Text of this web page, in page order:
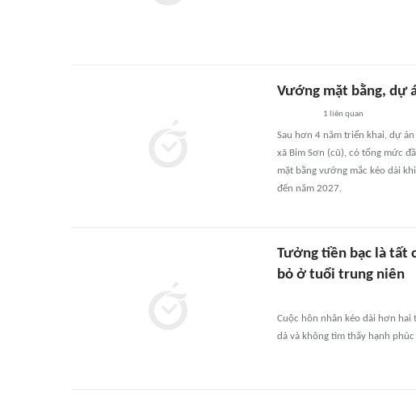
Vướng mặt bằng, dự
1 liên quan
Sau hơn 4 năm triển khai, dự
xã Bỉm Sơn (cũ), có tổng mức
mặt bằng vướng mắc kéo dài
đến năm 2027.
Tưởng tiền bạc là tất
bỏ ở tuổi trung niên
Cuộc hôn nhân kéo dài hơn
dả và không tìm thấy hạnh